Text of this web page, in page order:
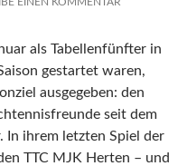
als Tabellenfünfter in
gestartet waren,
ausgegeben: den
seit dem
In ihrem letzten Spiel der
TTC MJK Herten – und